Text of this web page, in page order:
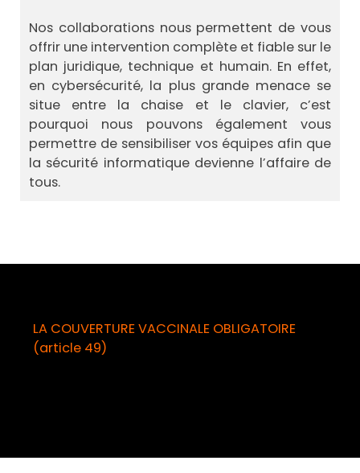
Nos collaborations nous permettent de vous
offrir une intervention complète et fiable sur le
plan juridique, technique et humain. En effet,
en cybersécurité, la plus grande menace se
situe entre la chaise et le clavier, c’est
pourquoi nous pouvons également vous
permettre de sensibiliser vos équipes afin que
la sécurité informatique devienne l’affaire de
tous.
LA COUVERTURE VACCINALE OBLIGATOIRE
(article 49)